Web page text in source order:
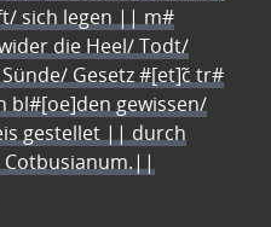
sich legen || m#
die Heel/ Todt/
Gesetz #[et]c̃ tr#
gewissen/
gestellet || durch